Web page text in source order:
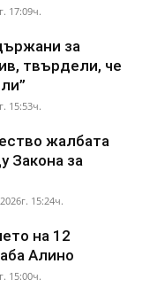
17:09ч.
за
твърдели, че
15:53ч.
жалбата
Закона за
15:24ч.
на 12
Алино
15:00ч.